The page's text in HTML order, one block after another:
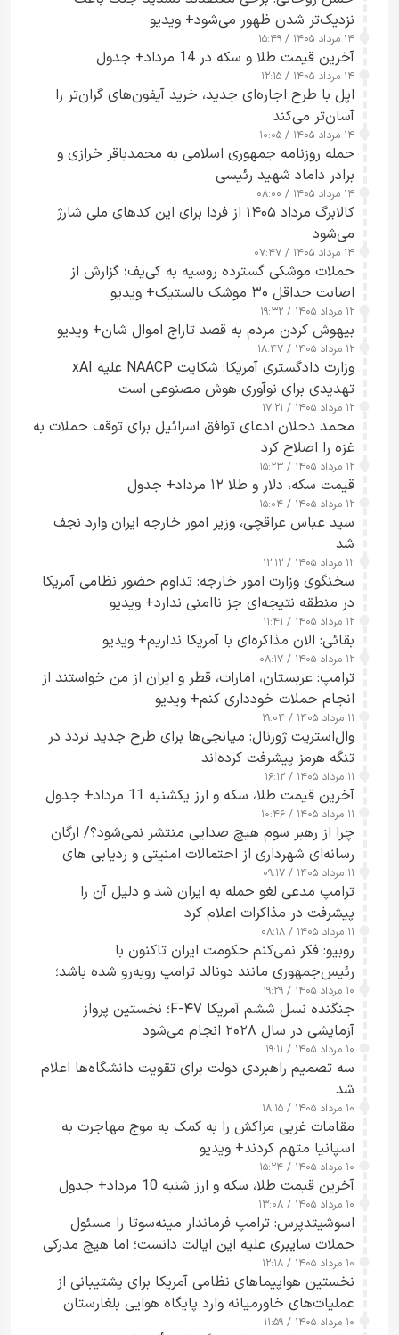
نزدیک‌تر شدن ظهور می‌شود+ ویدیو
۱۴ مرداد ۱۴۰۵ / ۱۵:۴۹
آخرین قیمت طلا و سکه در 14 مرداد+ جدول
۱۴ مرداد ۱۴۰۵ / ۱۲:۱۵
اپل با طرح اجاره‌ای جدید، خرید آیفون‌های گران‌تر را
آسان‌تر می‌کند
۱۴ مرداد ۱۴۰۵ / ۱۰:۰۵
حمله روزنامه جمهوری اسلامی به محمدباقر خرازی و
برادر داماد شهید رئیسی
۱۴ مرداد ۱۴۰۵ / ۰۸:۰۰
کالابرگ مرداد ۱۴۰۵ از فردا برای این کدهای ملی شارژ
می‌شود
۱۴ مرداد ۱۴۰۵ / ۰۷:۴۷
حملات موشکی گسترده روسیه به کی‌یف؛ گزارش از
اصابت حداقل ۳۰ موشک بالستیک+ ویدیو
۱۲ مرداد ۱۴۰۵ / ۱۹:۳۲
بیهوش کردن مردم به قصد تاراج اموال شان+ ویدیو
۱۲ مرداد ۱۴۰۵ / ۱۸:۴۷
وزارت دادگستری آمریکا: شکایت NAACP علیه xAI
تهدیدی برای نوآوری هوش مصنوعی است
۱۲ مرداد ۱۴۰۵ / ۱۷:۲۱
محمد دحلان ادعای توافق اسرائیل برای توقف حملات به
غزه را اصلاح کرد
۱۲ مرداد ۱۴۰۵ / ۱۵:۲۳
قیمت سکه، دلار و طلا ۱۲ مرداد+ جدول
۱۲ مرداد ۱۴۰۵ / ۱۵:۰۴
سید عباس عراقچی، وزیر امور خارجه ایران وارد نجف
شد
۱۲ مرداد ۱۴۰۵ / ۱۲:۱۲
سخنگوی وزارت امور خارجه: تداوم حضور نظامی آمریکا
در منطقه نتیجه‌ای جز ناامنی ندارد+ ویدیو
۱۲ مرداد ۱۴۰۵ / ۱۱:۴۱
بقائی: الان مذاکره‌ای با آمریکا نداریم+ ویدیو
۱۲ مرداد ۱۴۰۵ / ۰۸:۱۷
ترامپ: عربستان، امارات، قطر و ایران از من خواستند از
انجام حملات خودداری کنم+ ویدیو
۱۱ مرداد ۱۴۰۵ / ۱۹:۰۴
وال‌استریت ژورنال: میانجی‌ها برای طرح جدید تردد در
تنگه هرمز پیشرفت کرده‌اند
۱۱ مرداد ۱۴۰۵ / ۱۶:۱۲
آخرین قیمت طلا، سکه و ارز یکشنبه 11 مرداد+ جدول
۱۱ مرداد ۱۴۰۵ / ۱۰:۴۶
چرا از رهبر سوم هیچ صدایی منتشر نمی‌شود؟/ ارگان
رسانه‌ای شهرداری از احتمالات امنیتی و ردیابی های
جاسوسی گفت
۱۱ مرداد ۱۴۰۵ / ۰۹:۱۷
ترامپ مدعی لغو حمله به ایران شد و دلیل آن را
پیشرفت در مذاکرات اعلام کرد
۱۱ مرداد ۱۴۰۵ / ۰۸:۱۸
روبیو: فکر نمی‌کنم حکومت ایران تاکنون با
رئیس‌جمهوری مانند دونالد ترامپ روبه‌رو شده باشد؛
کسی که واقعاً دست به اقدام می‌زند
۱۰ مرداد ۱۴۰۵ / ۱۹:۲۹
جنگنده نسل ششم آمریکا F-۴۷؛ نخستین پرواز
آزمایشی در سال ۲۰۲۸ انجام می‌شود
۱۰ مرداد ۱۴۰۵ / ۱۹:۱۱
سه تصمیم راهبردی دولت برای تقویت دانشگاه‌ها اعلام
شد
۱۰ مرداد ۱۴۰۵ / ۱۸:۱۵
مقامات غربی مراکش را به کمک به موج مهاجرت به
اسپانیا متهم کردند+ ویدیو
۱۰ مرداد ۱۴۰۵ / ۱۵:۲۴
آخرین قیمت طلا، سکه و ارز شنبه 10 مرداد+ جدول
۱۰ مرداد ۱۴۰۵ / ۱۳:۰۸
اسوشیتدپرس: ترامپ فرماندار مینه‌سوتا را مسئول
حملات سایبری علیه این ایالت دانست؛ اما هیچ مدرکی
ارائه نکرد
۱۰ مرداد ۱۴۰۵ / ۱۲:۱۸
نخستین هواپیماهای نظامی آمریکا برای پشتیبانی از
عملیات‌های خاورمیانه وارد پایگاه هوایی بلغارستان
شدند
۱۰ مرداد ۱۴۰۵ / ۱۱:۵۹